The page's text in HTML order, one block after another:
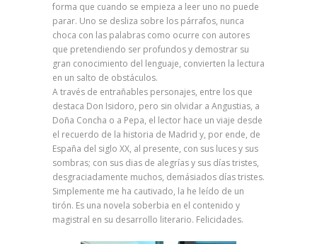
forma que cuando se empieza a leer uno no puede
parar. Uno se desliza sobre los párrafos, nunca
choca con las palabras como ocurre con autores
que pretendiendo ser profundos y demostrar su
gran conocimiento del lenguaje, convierten la lectura
en un salto de obstáculos.
A través de entrañables personajes, entre los que
destaca Don Isidoro, pero sin olvidar a Angustias, a
Doña Concha o a Pepa, el lector hace un viaje desde
el recuerdo de la historia de Madrid y, por ende, de
España del siglo XX, al presente, con sus luces y sus
sombras; con sus dias de alegrías y sus días tristes,
desgraciadamente muchos, demásiados días tristes.
Simplemente me ha cautivado, la he leído de un
tirón. Es una novela soberbia en el contenido y
magistral en su desarrollo literario. Felicidades.